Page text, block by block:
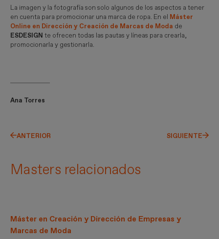
La imagen y la fotografía son solo algunos de los aspectos a tener
en cuenta para promocionar una marca de ropa. En el Máster
Online en Dirección y Creación de Marcas de Moda de
ESDESIGN te ofrecen todas las pautas y líneas para crearla,
promocionarla y gestionarla.
Ana Torres
ANTERIOR SIGUIENTE
Masters relacionados
Máster en Creación y Dirección de Empresas y
Marcas de Moda